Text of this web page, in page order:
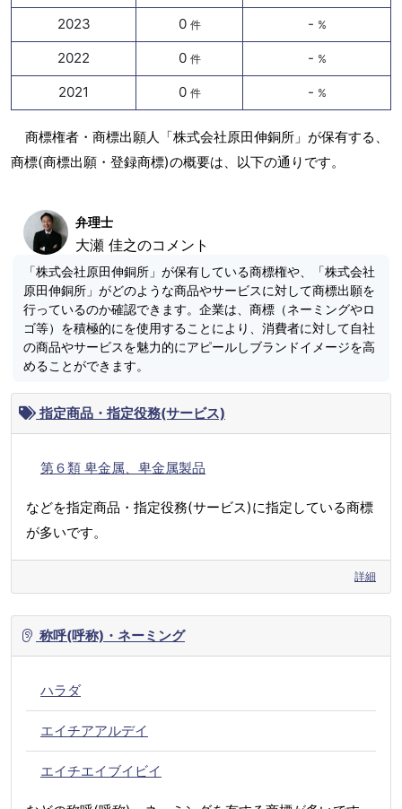
2023 0 件 - %
2022 0 件 - %
2021 0 件 - %
商標権者・商標出願人「株式会社原田伸銅所」が保有する、
商標(商標出願・登録商標)の概要は、以下の通りです。
弁理士
大瀬 佳之のコメント
「株式会社原田伸銅所」が保有している商標権や、「株式会社
原田伸銅所」がどのような商品やサービスに対して商標出願を
行っているのか確認できます。企業は、商標（ネーミングやロ
ゴ等）を積極的にを使用することにより、消費者に対して自社
の商品やサービスを魅力的にアピールしブランドイメージを高
めることができます。
指定商品・指定役務(サービス)
第６類 卑金属、卑金属製品
などを指定商品・指定役務(サービス)に指定している商標
が多いです。
詳細
称呼(呼称)・ネーミング
ハラダ
エイチアアルデイ
エイチエイブイビイ